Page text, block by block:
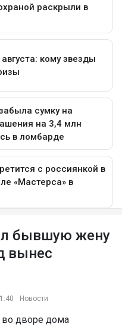
бывшую жену
вынес
Новости
во дворе дома